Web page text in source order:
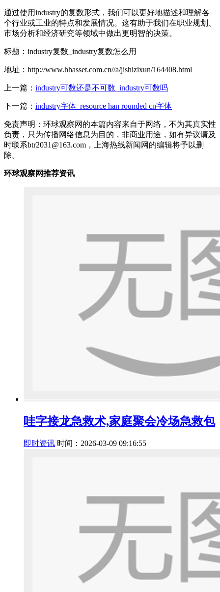
通过使用industry的复数形式，我们可以更好地描述和理解各
个行业或工业的特点和发展情况。这有助于我们在职业规划、
市场分析和经济研究等领域中做出更明智的决策。
标题：industry复数_industry复数怎么用
地址：http://www.hhasset.com.cn//a/jishizixun/164408.html
上一篇： industry可数还是不可数_industry可数吗
下一篇： industry字体_resource han rounded cn字体
免责声明：环球观察网的本篇内容来自于网络，不为其真实性
负责，只为传播网络信息为目的，非商业用途，如有异议请及
时联系btr2031@163.com，上海热线新闻网的编辑将予以删
除。
环球观察网推荐资讯
哇字接龙急救术,家庭聚会冷场急救包
即时资讯 时间：2026-03-09 09:16:55